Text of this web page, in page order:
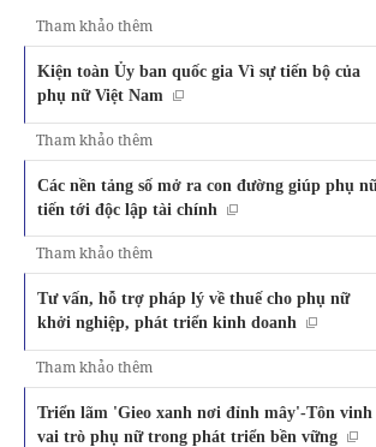
Tham khảo thêm
Kiện toàn Ủy ban quốc gia Vì sự tiến bộ của
phụ nữ Việt Nam
Tham khảo thêm
Các nền tảng số mở ra con đường giúp phụ
tiến tới độc lập tài chính
Tham khảo thêm
Tư vấn, hỗ trợ pháp lý về thuế cho phụ nữ
khởi nghiệp, phát triển kinh doanh
Tham khảo thêm
Triển lãm 'Gieo xanh nơi đỉnh mây'-Tôn vinh
vai trò phụ nữ trong phát triển bền vững